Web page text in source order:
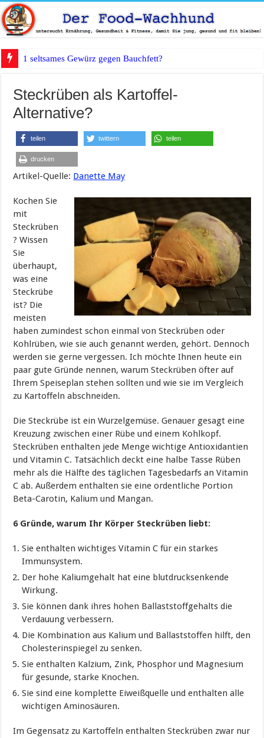
1 seltsames Gewürz gegen Bauchfett?
Steckrüben als Kartoffel-
Alternative?
teilen twittern teilen
drucken
Artikel-Quelle: Danette May
Kochen Sie
mit
Steckrüben
? Wissen
Sie
überhaupt,
was eine
Steckrübe
ist? Die
meisten
haben zumindest schon einmal von Steckrüben oder
Kohlrüben, wie sie auch genannt werden, gehört. Dennoch
werden sie gerne vergessen. Ich möchte Ihnen heute ein
paar gute Gründe nennen, warum Steckrüben öfter auf
Ihrem Speiseplan stehen sollten und wie sie im Vergleich
zu Kartoffeln abschneiden.
Die Steckrübe ist ein Wurzelgemüse. Genauer gesagt eine
Kreuzung zwischen einer Rübe und einem Kohlkopf.
Steckrüben enthalten jede Menge wichtige Antioxidantien
und Vitamin C. Tatsächlich deckt eine halbe Tasse Rüben
mehr als die Hälfte des täglichen Tagesbedarfs an Vitamin
C ab. Außerdem enthalten sie eine ordentliche Portion
Beta-Carotin, Kalium und Mangan.
6 Gründe, warum Ihr Körper Steckrüben liebt:
Sie enthalten wichtiges Vitamin C für ein starkes
Immunsystem.
Der hohe Kaliumgehalt hat eine blutdrucksenkende
Wirkung.
Sie können dank ihres hohen Ballaststoffgehalts die
Verdauung verbessern.
Die Kombination aus Kalium und Ballaststoffen hilft, den
Cholesterinspiegel zu senken.
Sie enthalten Kalzium, Zink, Phosphor und Magnesium
für gesunde, starke Knochen.
Sie sind eine komplette Eiweißquelle und enthalten alle
wichtigen Aminosäuren.
Im Gegensatz zu Kartoffeln enthalten Steckrüben zwar nur